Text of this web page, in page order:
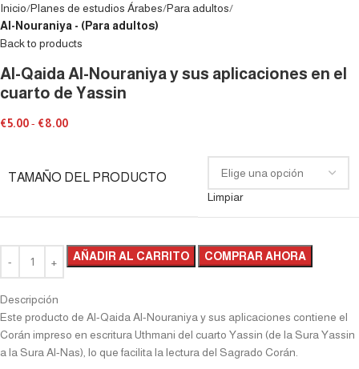
Inicio Planes de estudios Árabes Para adultos
Al-Nouraniya - (Para adultos)
Back to products
Al-Qaida Al-Nouraniya y sus aplicaciones en el
cuarto de Yassin
€5.00- €8.00
TAMAÑO DEL PRODUCTO
Limpiar
AÑADIR AL CARRITO COMPRAR AHORA
Descripción
Este producto de Al-Qaida Al-Nouraniya y sus aplicaciones contiene el
Corán impreso en escritura Uthmani del cuarto Yassin (de la Sura Yassin
a la Sura Al-Nas), lo que facilita la lectura del Sagrado Corán.